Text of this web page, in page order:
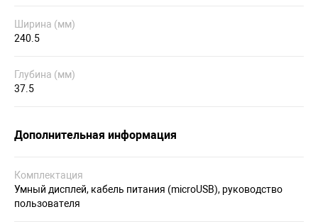
Ширина (мм)
240.5
Глубина (мм)
37.5
Дополнительная информация
Комплектация
Умный дисплей, кабель питания (microUSB), руководство
пользователя